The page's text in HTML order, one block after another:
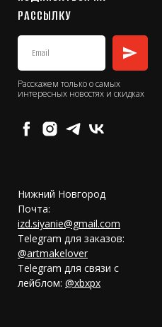
РАССЫЛКУ
Расскажем только о самых
интересных новостях и скидках
Нижний Новгород
Почта:
izd.siyanie@gmail.com
Telegram для заказов:
@artmakelover
Telegram для связи с
лейблом: @xbxpx